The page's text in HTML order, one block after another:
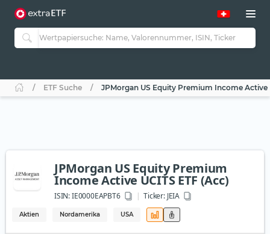
ETF Suche JPMorgan US Equity Premium Income Active
JPMorgan US Equity Premium
Income Active UCITS ETF (Acc)
ISIN:IE0000EAPBT6 Ticker:JEIA
Aktien Nordamerika USA